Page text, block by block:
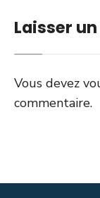
Laisser
Vous devez
commentaire.